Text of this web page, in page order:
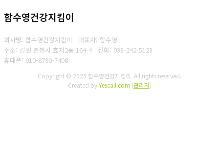
함수영건강지킴이
회사명: 함수영건강지킴이 대표자: 함수영
주소: 강원 춘천시 효자2동 164-4 전화: 033-242-5123
휴대폰: 010-8790-7408
Copyright © 2025 함수영건강지킴이. All rights reserved.
Created byYescall.com [관리자]